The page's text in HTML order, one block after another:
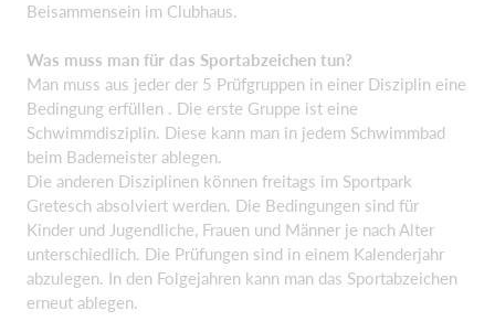
Beisammensein im Clubhaus.
Was muss man für das Sportabzeichen tun?
Man muss aus jeder der 5 Prüfgruppen in einer Disziplin eine
Bedingung erfüllen . Die erste Gruppe ist eine
Schwimmdisziplin. Diese kann man in jedem Schwimmbad
beim Bademeister ablegen.
Die anderen Disziplinen können freitags im Sportpark
Gretesch absolviert werden. Die Bedingungen sind für
Kinder und Jugendliche, Frauen und Männer je nach Alter
unterschiedlich. Die Prüfungen sind in einem Kalenderjahr
abzulegen. In den Folgejahren kann man das Sportabzeichen
erneut ablegen.